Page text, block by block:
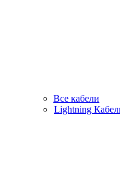
Все кабели
Lightning